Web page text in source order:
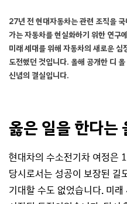
27년 전 현대자동차는 관련 조직을
가는 자동차를 현실화하기 위한 연구
미래 세대를 위해 자동차의 새로운 심
도전했던 것입니다. 올해 공개한 디
신념의 결실입니다.
옳은 일을 한다는
현대차의 수소전기차 여정은
당시로서는 성공이 보장된 길
기대할 수도 없었습니다. 미